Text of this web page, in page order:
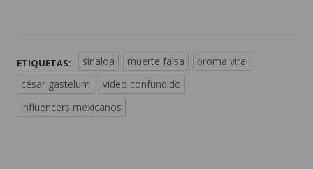
ETIQUETAS: sinaloa muerte falsa
broma viral
césar gastelum
video confundido
influencers mexicanos